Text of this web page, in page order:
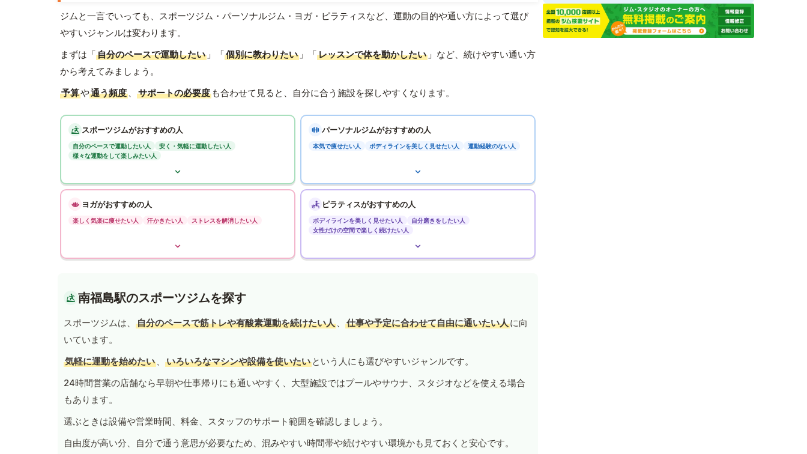
ジムと一言でいっても、スポーツジム・パーソナルジム・ヨガ・ピラティスなど、運動の目的や通い方によって選び
やすいジャンルは変わります。
まずは「自分のペースで運動したい 」「個別に教わりたい 」「レッスンで体を動かしたい 」など、続けやすい通い方
から考えてみましょう。
予算や通う頻度 、 サポートの必要度 も合わせて見ると、自分に合う施設を探しやすくなります。
スポーツジムがおすすめの人
自分のペースで運動したい人
安く・気軽に運動したい人
様々な運動をして楽しみたい人
パーソナルジムがおすすめの人
本気で痩せたい人 ボディラインを美しく見せたい人 運動経験のない人
ヨガがおすすめの人
楽しく気楽に痩せたい人 汗かきたい人 ストレスを解消したい人
ピラティスがおすすめの人
ボディラインを美しく見せたい人
自分磨きをしたい人
女性だけの空間で楽しく続けたい人
南福島駅のスポーツジムを探す
スポーツジムは、 自分のペースで筋トレや有酸素運動を続けたい人 、 仕事や予定に合わせて自由に通いたい人に向
いています。
気軽に運動を始めたい 、 いろいろなマシンや設備を使いたい という人にも選びやすいジャンルです。
24時間営業の店舗なら早朝や仕事帰りにも通いやすく、大型施設ではプールやサウナ、スタジオなどを使える場合
もあります。
選ぶときは設備や営業時間、料金、スタッフのサポート範囲を確認しましょう。
自由度が高い分、自分で通う意思が必要なため、混みやすい時間帯や続けやすい環境かも見ておくと安心です。